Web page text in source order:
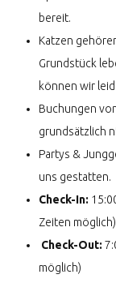
bereit.
Katzen
Grundstück
können wir
Buchungen
grundsätzlich
Partys &
uns gestatten.
Check-In:
Zeiten möglich)
Check-Out:
möglich)